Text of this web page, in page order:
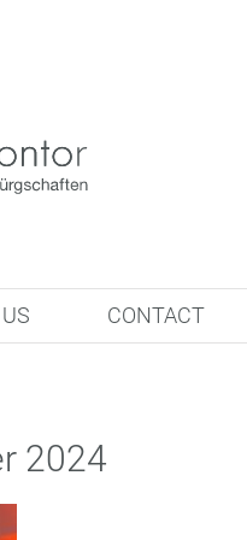
CONTACT
2024